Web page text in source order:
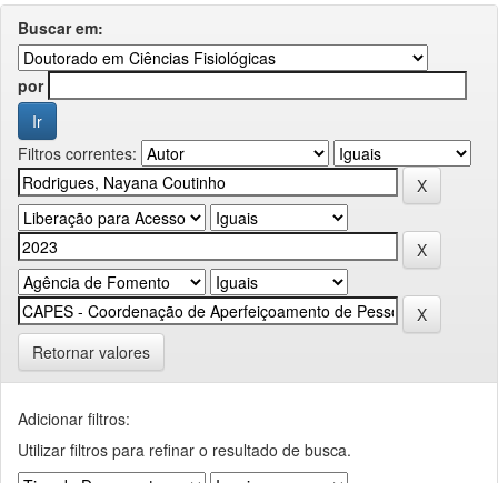
Buscar em:
por
Filtros correntes:
Retornar valores
Adicionar filtros:
Utilizar filtros para refinar o resultado de busca.